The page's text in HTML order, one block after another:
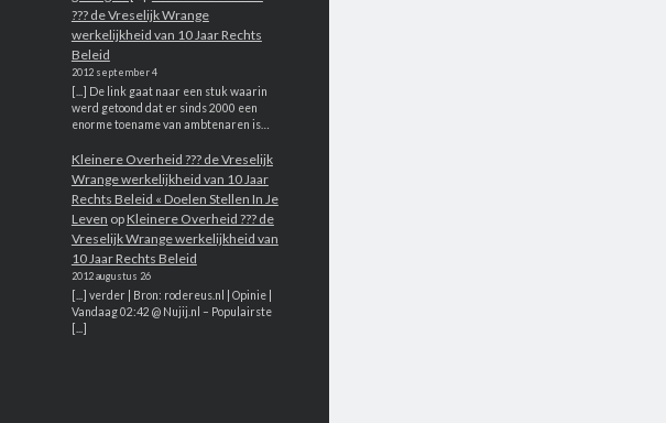
??? de Vreselijk Wrange
werkelijkheid van 10 Jaar Rechts
Beleid
2012 september 4
[...] De link gaat naar een stuk waarin
werd getoond dat er sinds 2000 een
enorme toename van ambtenaren is…
Kleinere Overheid ??? de Vreselijk
Wrange werkelijkheid van 10 Jaar
Rechts Beleid « Doelen Stellen In Je
Leven op Kleinere Overheid ??? de
Vreselijk Wrange werkelijkheid van
10 Jaar Rechts Beleid
2012 augustus 26
[...] verder | Bron: rodereus.nl | Opinie |
Vandaag 02:42 @ Nujij.nl – Populairste
[...]